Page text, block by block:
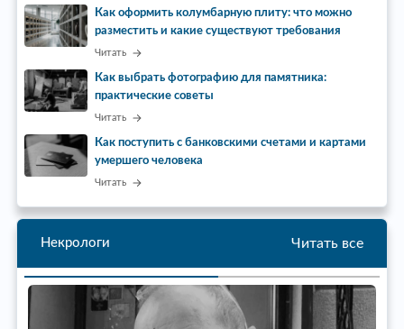
Как оформить колумбарную плиту: что можно
разместить и какие существуют требования
Читать
Как выбрать фотографию для памятника:
практические советы
Читать
Как поступить с банковскими счетами и картами
умершего человека
Читать
Некрологи Читать все